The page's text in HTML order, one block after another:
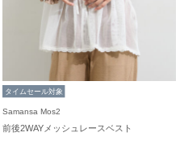
タイムセール対象
Samansa Mos2
前後2WAYメッシュレースベスト